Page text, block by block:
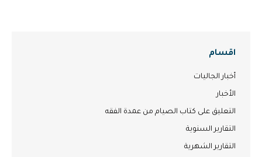
اقسام
أخبار الجاليات
الأخبار
التعليق على كتاب الصيام من عمدة الفقه
التقارير السنوية
التقارير الشهرية